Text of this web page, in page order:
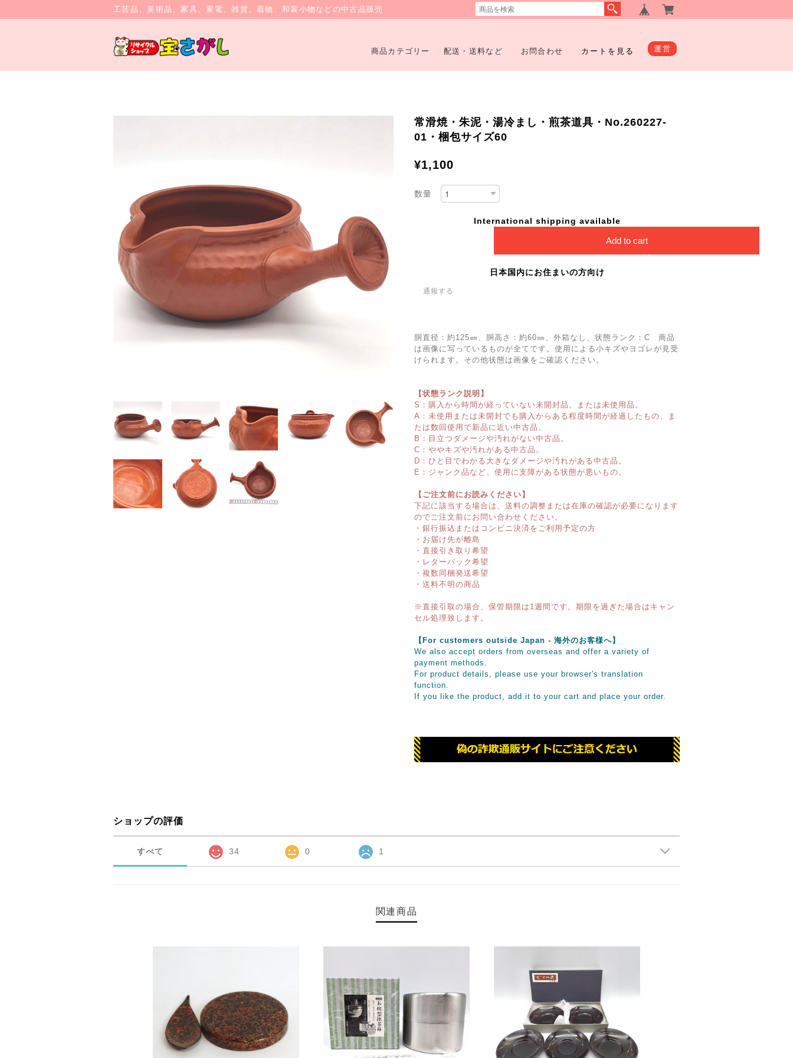
工芸品、美術品、家具、家電、雑貨、着物、和装小物などの中古品販売
商品カテゴリー 配送・送料など お問合わせ カートを見る 運営
常滑焼・朱泥・湯冷まし・煎茶道具・No.260227-
01・梱包サイズ60
¥1,100
数量
International shipping available
Add to cart
日本国内にお住まいの方向け
通報する
胴直径：約125㎜、胴高さ：約60㎜、外箱なし、状態ランク：C 商品
は画像に写っているものが全てです。使用による小キズやヨゴレが見受
けられます。その他状態は画像をご確認ください。
【状態ランク説明】
S：購入から時間が経っていない未開封品、または未使用品。
A：未使用または未開封でも購入からある程度時間が経過したもの、ま
たは数回使用で新品に近い中古品。
B：目立つダメージや汚れがない中古品。
C：ややキズや汚れがある中古品。
D：ひと目でわかる大きなダメージや汚れがある中古品。
E：ジャンク品など、使用に支障がある状態が悪いもの。
【ご注文前にお読みください】
下記に該当する場合は、送料の調整または在庫の確認が必要になります
のでご注文前にお問い合わせください。
・銀行振込またはコンビニ決済をご利用予定の方
・お届け先が離島
・直接引き取り希望
・レターパック希望
・複数同梱発送希望
・送料不明の商品
※直接引取の場合、保管期限は1週間です。期限を過ぎた場合はキャン
セル処理致します。
【For customers outside Japan - 海外のお客様へ】
We also accept orders from overseas and offer a variety of
payment methods.
For product details, please use your browser's translation
function.
If you like the product, add it to your cart and place your order.
ショップの評価
すべて 34 0 1
関連商品